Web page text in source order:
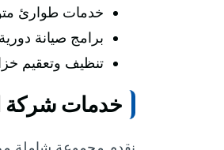
خدمات طوارئ متوفرة على مدار 24 ساعة
برامج صيانة
تنظيف وتعقيم
خدمات شركة